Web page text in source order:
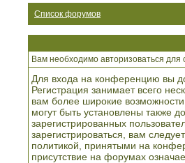
Список форумов
Вам необходимо авторизоваться
Для входа на конференцию вы
Регистрация занимает всего
вам более широкие
могут быть установлены также
зарегистрированных
зарегистрироваться, вам
политикой, принятыми на
присутствие на форумах